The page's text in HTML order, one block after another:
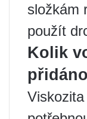
složkám
použít
Kolik